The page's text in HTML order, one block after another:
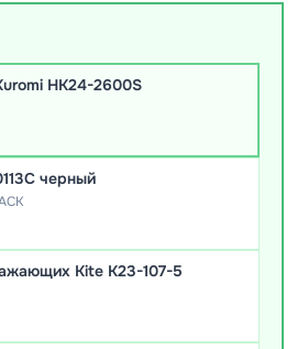
HK24-2600S
черный
Kite K23-107-5